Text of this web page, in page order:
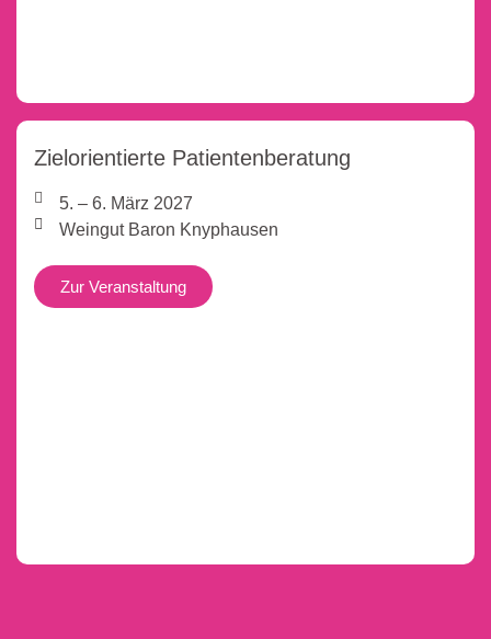
Zielorientierte Patientenberatung
5. – 6. März 2027
Weingut Baron Knyphausen
Zur Veranstaltung